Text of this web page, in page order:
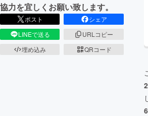
協力を宜しくお願い致します。
ポスト
シェア
LINEで送る
URLコピー
埋め込み
QRコード